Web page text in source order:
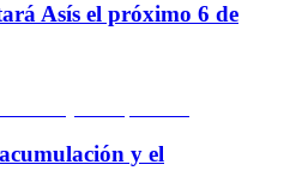
Asís el próximo 6 de
y el